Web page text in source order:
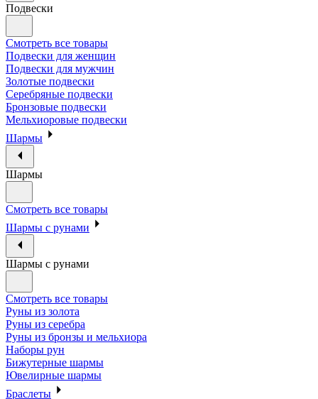
Подвески
Смотреть все товары
Подвески для женщин
Подвески для мужчин
Золотые подвески
Серебряные подвески
Бронзовые подвески
Мельхиоровые подвески
Шармы
Шармы
Смотреть все товары
Шармы с рунами
Шармы с рунами
Смотреть все товары
Руны из золота
Руны из серебра
Руны из бронзы и мельхиора
Наборы рун
Бижутерные шармы
Ювелирные шармы
Браслеты